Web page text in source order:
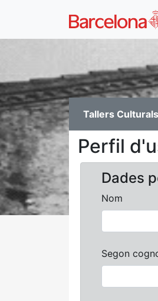
Tallers Culturals
Perfil
Dades
Nom
Segon